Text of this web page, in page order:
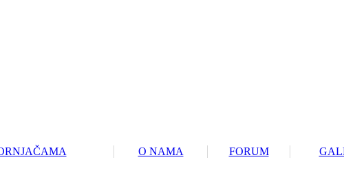
O NAMA FORUM